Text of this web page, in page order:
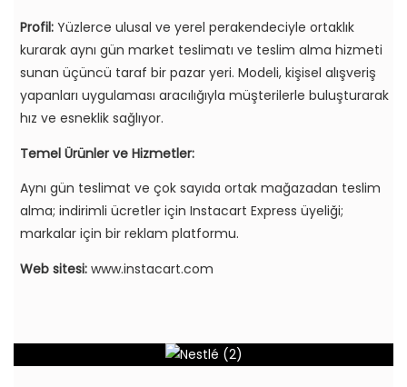
Profil:Yüzlerce ulusal ve yerel perakendeciyle ortaklık
kurarak aynı gün market teslimatı ve teslim alma hizmeti
sunan üçüncü taraf bir pazar yeri. Modeli, kişisel alışveriş
yapanları uygulaması aracılığıyla müşterilerle buluşturarak
hız ve esneklik sağlıyor.
Temel Ürünler ve Hizmetler:
Aynı gün teslimat ve çok sayıda ortak mağazadan teslim
alma; indirimli ücretler için Instacart Express üyeliği;
markalar için bir reklam platformu.
Web sitesi: www.instacart.com